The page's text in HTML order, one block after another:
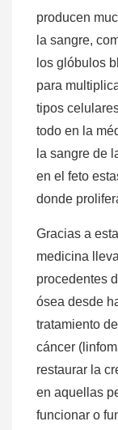
producen
la sangre,
los glóbulos
para
tipos
todo en la
la sangre de
en el feto
donde
Gracias a
medicina
procedentes
ósea desde
tratamiento
cáncer
restaurar la
en aquellas
funcionar o